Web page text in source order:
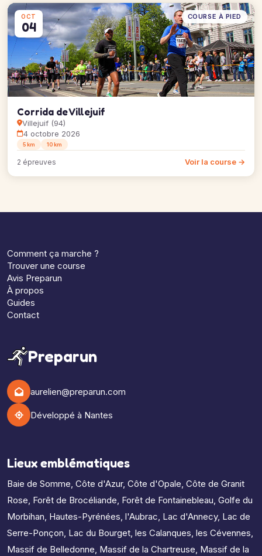
OCT
04
COURSE À PIED
Corrida de Villejuif
Villejuif (94)
4 octobre 2026
5 km 10 km
2 épreuves Voir la course →
Comment ça marche ?
Trouver une course
Avis Preparun
À propos
Guides
Contact
Preparun
aurelien@preparun.com
Développé à Nantes
Lieux emblématiques
Baie de Somme, Côte d'Azur, Côte d'Opale, Côte de Granit
Rose, Forêt de Brocéliande, Forêt de Fontainebleau, Golfe du
Morbihan, Hautes-Pyrénées, l'Aubrac, Lac d'Annecy, Lac de
Serre-Ponçon, Lac du Bourget, les Calanques, les Cévennes,
Massif de Belledonne, Massif de la Chartreuse, Massif de la